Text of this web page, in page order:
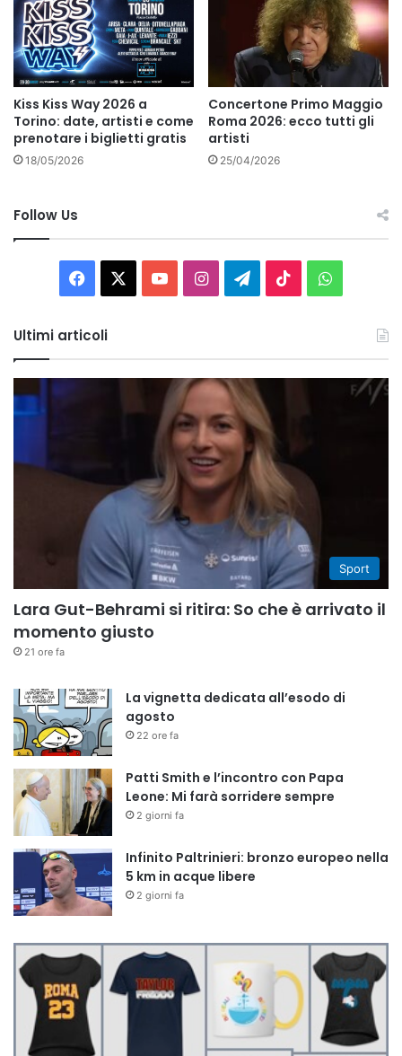
Kiss Kiss Way 2026 a
Torino: date, artisti e come
prenotare i biglietti gratis
18/05/2026
Concertone Primo Maggio
Roma 2026: ecco tutti gli
artisti
25/04/2026
Follow Us
Facebook You InstagramTelegram
TikTok
Ultimi articoli
Sport
Lara Gut-Behrami si ritira: So che è arrivato il
momento giusto
21 ore fa
La vignetta dedicata all’esodo di
agosto
22 ore fa
Patti Smith e l’incontro con Papa
Leone: Mi farà sorridere sempre
2 giorni fa
Infinito Paltrinieri: bronzo europeo nella
5 km in acque libere
2 giorni fa